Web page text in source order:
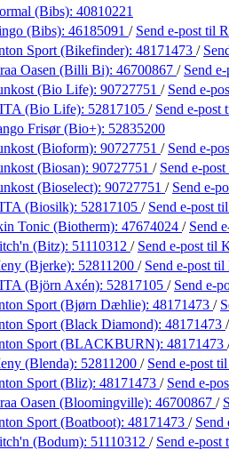
(Bibs): 40810221
(Bibs): 46185091 / Send e-post til
Sport (Bikefinder): 48171473 /
Oasen (Billi Bi): 46700867 / Send
(Bio Life): 90727751 / Send e-
(Bio Life): 52817105 / Send e-post
Frisør (Bio+): 52835200
(Bioform): 90727751 / Send e-
(Biosan): 90727751 / Send e-post
(Bioselect): 90727751 / Send e-
(Biosilk): 52817105 / Send e-post
Tonic (Biotherm): 47674024 / Send
(Bitz): 51110312 / Send e-post til
(Bjerke): 52811200 / Send e-post til
(Björn Axén): 52817105 / Send e-
Sport (Bjørn Dæhlie): 48171473 /
Sport (Black Diamond): 48171473 /
Sport (BLACKBURN): 48171473
(Blenda): 52811200 / Send e-post til
Sport (Bliz): 48171473 / Send e-
Oasen (Bloomingville): 46700867 /
Sport (Boatboot): 48171473 / Send
(Bodum): 51110312 / Send e-post